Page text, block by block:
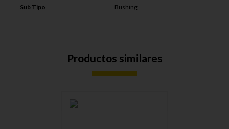
Sub Tipo Bushing
Productos similares